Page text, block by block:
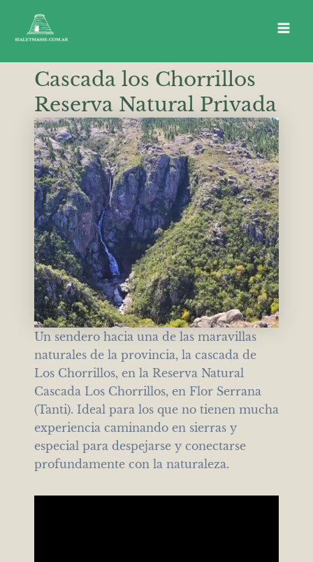
contenido
Cascada los Chorrillos
Reserva Natural Privada
Un sendero hacia una de las maravillas
naturales de la provincia, la cascada de
Los Chorrillos, en la Reserva Natural
Cascada Los Chorrillos, en Flor Serrana
(Tanti). Ideal para los que no tienen mucha
experiencia caminando en sierras y
especial para despejarse y conectarse
profundamente con la naturaleza.